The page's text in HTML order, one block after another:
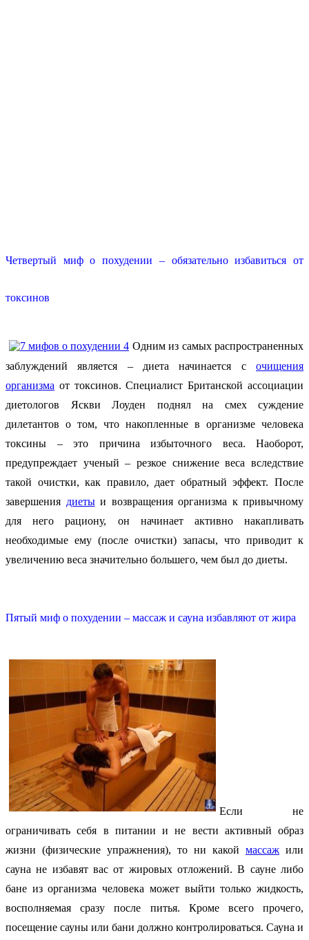
Четвертый миф о похудении – обязательно избавиться от
токсинов
Одним из самых распространенных
заблуждений является – диета начинается с очищения
организма от токсинов. Специалист Британской ассоциации
диетологов Яскви Лоуден поднял на смех суждение
дилетантов о том, что накопленные в организме человека
токсины – это причина избыточного веса. Наоборот,
предупреждает ученый – резкое снижение веса вследствие
такой очистки, как правило, дает обратный эффект. После
завершения диетыи возвращения организма к привычному
для него рациону, он начинает активно накапливать
необходимые ему (после очистки) запасы, что приводит к
увеличению веса значительно большего, чем был до диеты.
Пятый миф о похудении – массаж и сауна избавляют от жира
Если не
ограничивать себя в питании и не вести активный образ
жизни (физические упражнения), то ни какой массаж или
сауна не избавят вас от жировых отложений. В сауне либо
бане из организма человека может выйти только жидкость,
восполняемая сразу после питья. Кроме всего прочего,
посещение сауны или бани должно контролироваться. Сауна и